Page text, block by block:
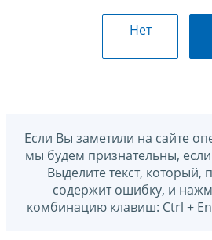
Нет
Если Вы заметили на сайте
мы будем признательны,
Выделите текст,
содержит ошибку, и
комбинацию клавиш: Ctrl +